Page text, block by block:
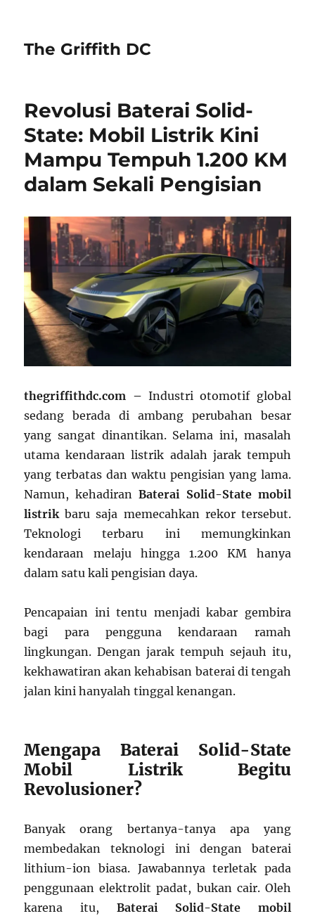
The Griffith DC
Revolusi Baterai Solid-
State: Mobil Listrik Kini
Mampu Tempuh 1.200 KM
dalam Sekali Pengisian
thegriffithdc.com – Industri otomotif global
sedang berada di ambang perubahan besar
yang sangat dinantikan. Selama ini, masalah
utama kendaraan listrik adalah jarak tempuh
yang terbatas dan waktu pengisian yang lama.
Namun, kehadiran Baterai Solid-State mobil
listrikbaru saja memecahkan rekor tersebut.
Teknologi terbaru ini memungkinkan
kendaraan melaju hingga 1.200 KM hanya
dalam satu kali pengisian daya.
Pencapaian ini tentu menjadi kabar gembira
bagi para pengguna kendaraan ramah
lingkungan. Dengan jarak tempuh sejauh itu,
kekhawatiran akan kehabisan baterai di tengah
jalan kini hanyalah tinggal kenangan.
Mengapa Baterai Solid-State
Mobil Listrik Begitu
Revolusioner?
Banyak orang bertanya-tanya apa yang
membedakan teknologi ini dengan baterai
lithium-ion biasa. Jawabannya terletak pada
penggunaan elektrolit padat, bukan cair. Oleh
karena itu, Baterai Solid-State mobil